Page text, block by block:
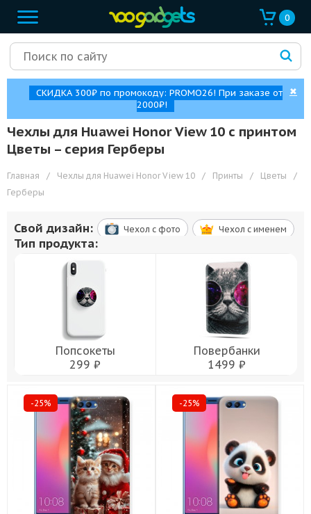
0
СКИДКА 300₽ по промокоду: PROMO26! При заказе от
2000₽!
✖
Чехлы для Huawei Honor View 10 с принтом
Цветы – cерия Герберы
Главная / Чехлы для Huawei Honor View 10 / Принты / Цветы
/
Герберы
Свой дизайн: Чехол c фото Чехол c именем
Тип продукта:
Попсокеты
299 ₽
Повербанки
1499 ₽
-25% -25%